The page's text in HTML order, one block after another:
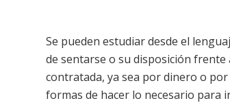
Se pueden estudiar desde el
de sentarse o su disposición
contratada, ya sea por dinero o
formas de hacer lo necesario para